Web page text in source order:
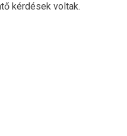
kérdések voltak.